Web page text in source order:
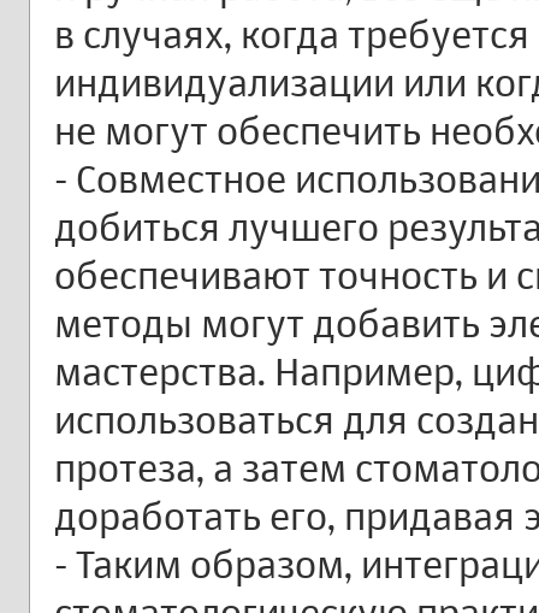
в случаях, когда
индивидуализации или
не могут обеспечить
- Совместное
добиться лучшего
обеспечивают точность и
методы могут добавить
мастерства. Например,
использоваться для
протеза, а затем
доработать его, придавая
- Таким образом,